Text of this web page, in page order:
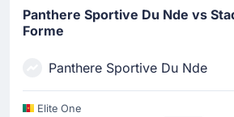
Panthere Sportive Du Nde vs
Forme
Panthere Sportive Du Nde
Elite One